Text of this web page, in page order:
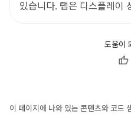
있습니다. 탭은 디스플레이
도움이
이 페이지에 나와 있는 콘텐츠와 코드